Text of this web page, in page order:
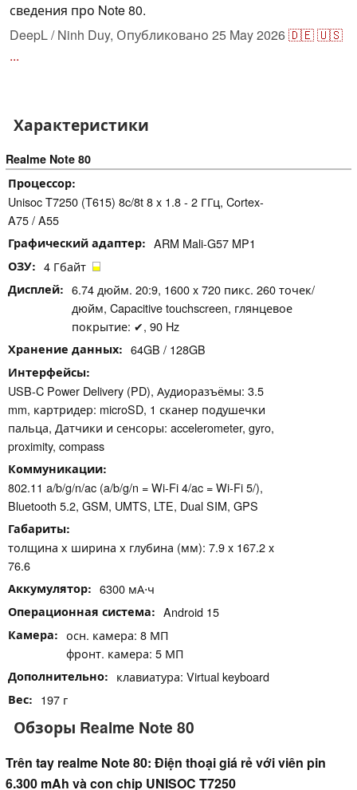
сведения про Note 80.
DeepL / Ninh Duy, Опубликовано 25 May 2026🇩🇪🇺🇸
...
Характеристики
Realme Note 80
Процессор
Unisoc T7250 (T615) 8c/8t 8 x 1.8 - 2 ГГц, Cortex-
A75 / A55
Графический адаптер ARM Mali-G57 MP1
ОЗУ 4 Гбайт
Дисплей
6.74 дюйм. 20:9, 1600 x 720 пикс. 260 точек/
дюйм, Capacitive touchscreen, глянцевое
покрытие: ✔, 90 Hz
Хранение данных 64GB / 128GB
Интерфейсы
USB-C Power Delivery (PD), Аудиоразъёмы: 3.5
mm, картридер: microSD, 1 сканер подушечки
пальца, Датчики и сенсоры: accelerometer, gyro,
proximity, compass
Коммуникации
802.11 a/b/g/n/ac (a/b/g/n = Wi-Fi 4/ac = Wi-Fi 5/),
Bluetooth 5.2, GSM, UMTS, LTE, Dual SIM, GPS
Габариты
толщина х ширина х глубина (мм): 7.9 x 167.2 x
76.6
Аккумулятор 6300 мА⋅ч
Операционная система Android 15
Камера
осн. камера: 8 МП
фронт. камера: 5 МП
Дополнительно клавиатура: Virtual keyboard
Вес 197 г
Обзоры Realme Note 80
Trên tay realme Note 80: Điện thoại giá rẻ với viên pin
6.300 mAh và con chip UNISOC T7250